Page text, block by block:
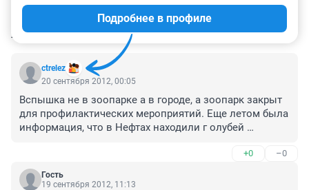
КОММЕНТАРИИ 6
ctrelez
Подробнее в профиле
20 сентября 2012, 00:05
Вспышка не в зоопарке а в городе, а зоопарк закрыт
для профилактических мероприятий. Еще летом была
информация, что в Нефтах находили г олубей
чесались и мер не принимали. теперь по шапке
получат, потому что до Москвы официальная инфа
дошла.
+0 –0
Гость
19 сентября 2012, 11:13